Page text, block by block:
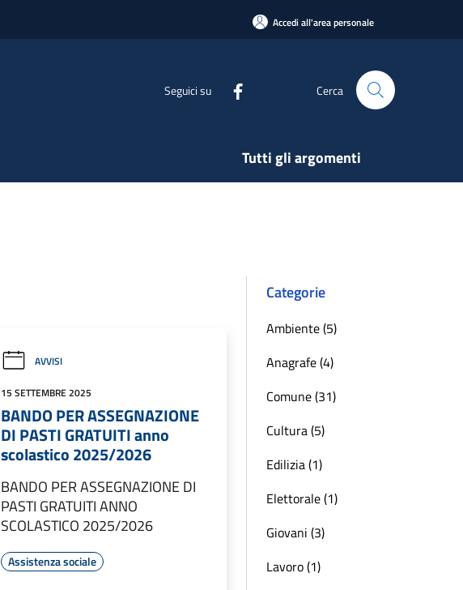
Accedi all'area personale
Seguici su Cerca
Tutti gli argomenti
AVVISI
15 SETTEMBRE 2025
BANDO PER ASSEGNAZIONE
DI PASTI GRATUITI anno
scolastico 2025/2026
BANDO PER ASSEGNAZIONE DI
PASTI GRATUITI ANNO
SCOLASTICO 2025/2026
Assistenza sociale
Categorie
Ambiente (5)
Anagrafe (4)
Comune (31)
Cultura (5)
Edilizia (1)
Elettorale (1)
Giovani (3)
Lavoro (1)